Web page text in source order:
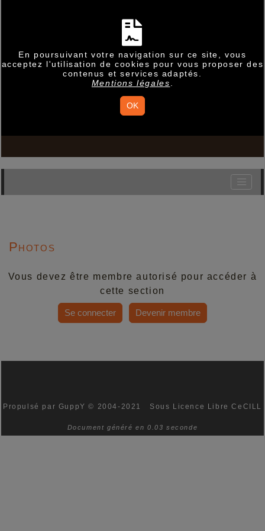
En poursuivant votre navigation sur ce site, vous
acceptez l'utilisation de cookies pour vous proposer des
contenus et services adaptés.
Mentions légales
OK
Photos
Vous devez être membre autorisé pour accéder à
cette section
Se connecter Devenir membre
Propulsé par GuppY© 2004-2021 Sous Licence Libre CeCILL
Document généré en 0.03 seconde